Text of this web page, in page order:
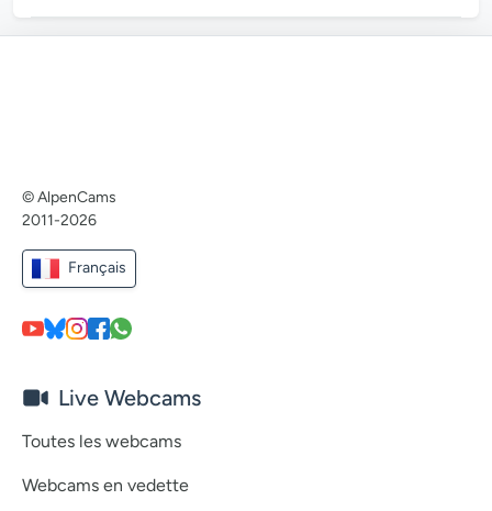
© AlpenCams
2011-2026
Français
Live Webcams
Toutes les webcams
Webcams en vedette